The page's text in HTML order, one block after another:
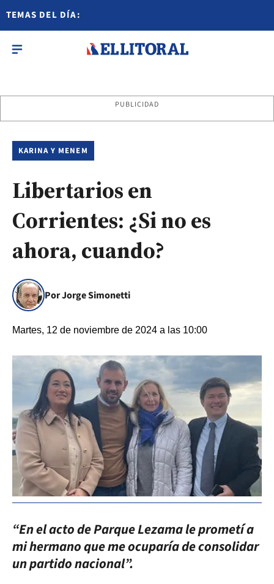
TEMAS DEL DÍA:
PUBLICIDAD
KARINA Y MENEM
Libertarios en
Corrientes: ¿Si no es
ahora, cuando?
Por Jorge Simonetti
Martes, 12 de noviembre de 2024 a las 10:00
“En el acto de Parque Lezama le prometí a
mi hermano que me ocuparía de consolidar
un partido nacional”.